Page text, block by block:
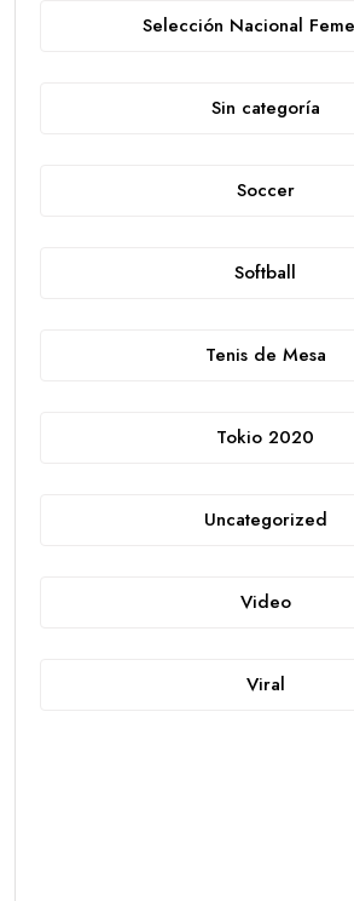
Selección Nacional
Sin categoría
Soccer
Softball
Tenis de Mesa
Tokio 2020
Uncategorized
Video
Viral